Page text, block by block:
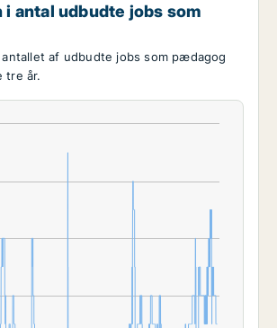
antal udbudte jobs som
antallet af udbudte jobs som pædagog
tre år.